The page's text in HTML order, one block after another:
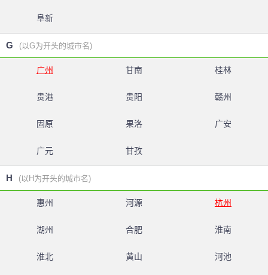
阜新
G (以G为开头的城市名)
广州 甘南 桂林
贵港 贵阳 赣州
固原 果洛 广安
广元 甘孜
H (以H为开头的城市名)
惠州 河源 杭州
湖州 合肥 淮南
淮北 黄山 河池